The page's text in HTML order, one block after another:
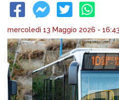
mercoledì 13 Maggio 2026 - 16:43